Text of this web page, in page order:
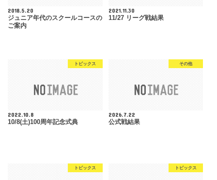
2018.5.20
ジュニア年代のスクールコースの
ご案内
2021.11.30
11/27 リーグ戦結果
トピックス
2022.10.8
10/8(土)100周年記念式典
その他
2026.7.22
公式戦結果
トピックス トピックス